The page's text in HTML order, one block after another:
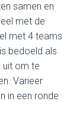
samen en
met de
met 4 teams
bedoeld als
uit om te
Varieer
in een ronde